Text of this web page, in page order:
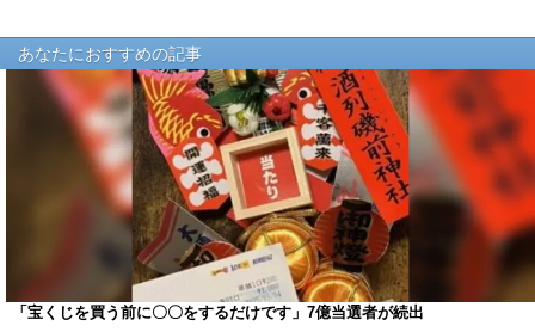
あなたにおすすめの記事
「宝くじを買う前に〇〇をするだけです」7億当選者が続出